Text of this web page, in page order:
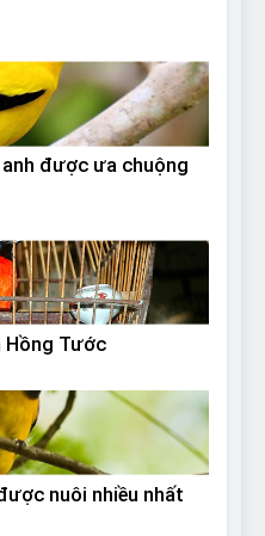
được ưa chuộng
Hồng Tước
nuôi nhiều nhất